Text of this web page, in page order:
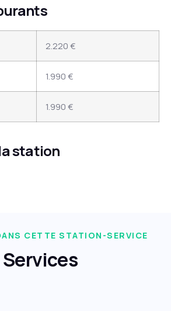
2.220 €
1.990 €
1.990 €
station
CETTE STATION-SERVICE
Services